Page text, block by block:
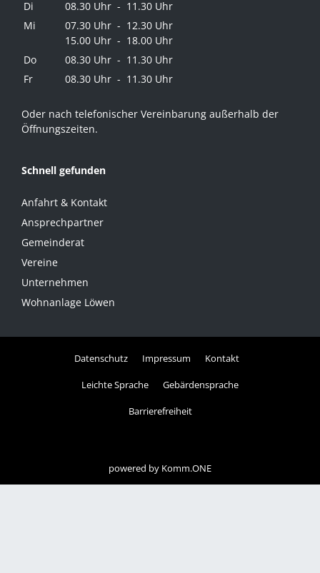
Di
08.30 Uhr - 11.30 Uhr
Mi
07.30 Uhr - 12.30 Uhr
15.00 Uhr - 18.00 Uhr
Do
08.30 Uhr - 11.30 Uhr
Fr
08.30 Uhr - 11.30 Uhr
Oder nach telefonischer Vereinbarung außerhalb der
Öffnungszeiten.
Schnell gefunden
Anfahrt & Kontakt
Ansprechpartner
Gemeinderat
Vereine
Unternehmen
Wohnanlage Löwen
Datenschutz Impressum Kontakt
Leichte Sprache Gebärdensprache
Barrierefreiheit
powered by Komm.ONE